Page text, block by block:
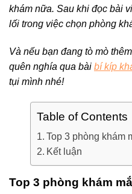
khám nữa. Sau khi đọc bài
lối trong việc chọn phòng
Và nếu bạn đang tò mò
quên nghía qua bài bí kíp
tụi mình nhé!
Table of Contents
Top 3 phòng khám
Kết luận
Top 3 phòng khám